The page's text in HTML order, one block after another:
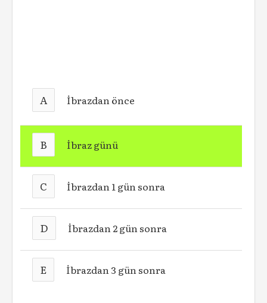
A İbrazdan önce
B İbraz günü
C İbrazdan 1 gün sonra
D İbrazdan 2 gün sonra
E İbrazdan 3 gün sonra